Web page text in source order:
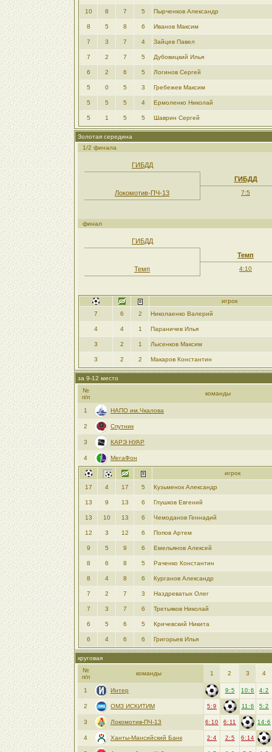
10 8 7 5 Пырченков Александр
8 5 8 6 Иванов Максим
7 3 7 4 Зайцев Павел
7 2 7 5 Дубовицкий Илья
6 2 6 5 Логинов Сергей
5 0 5 3 Гребежев Максим
5 5 5 4 Ермоленко Николай
5 1 5 5 Шаврин Сергей
Золотая середина
1/2 финала
ГИБДД
ГИБДД
Локомотив-ПЧ-13
7:5
финал
ГИБДД
Темп
Темп
4:10
игрок
7
6 2 Николаенко Валерий
4 4 1 Параничев Илья
3 2 1 Лысенков Максим
3 2 2 Макаров Константин
за 9-12 место
№
п/п
команды
1 НАПО им.Чкалова
2 Спутник
3 КАРЭ НУАР
4 МегаФон
игрок
17 4 17 5 Кузьменок Александр
13 9 13 6 Глушков Евгений
13 10 13 6 Чемоданов Геннадий
12 3 12 6 Попoв Артем
9 5 9 6 Емельянов Алексей
8 6 8 5 Раченко Константин
8 4 8 6 Курганов Александр
7 2 7 3 Наздреватых Олег
7 3 7 6 Третьяков Николай
6 5 6 5 Кричевский Никита
6 4 6 6 Григорьев Илья
круговая
№
п/п
команды 1 2 3 4
1 Интер 9:5 10:6 4:2
2 ОМЗ ИСКИТИМ 5:9 11:6 5:2
3 Локомотив-ПЧ-13 6:10 6:11 14:6
4 Ханты-Мансийский Банк 2:4 2:5 6:14